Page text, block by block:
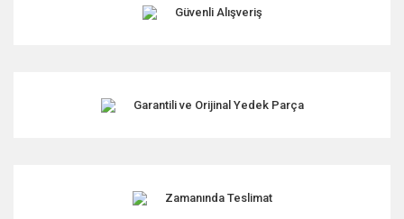
Ürün fiyatı diğer sitelerden daha pahalı.
Güvenli Alışveriş
Garantili ve Orijinal Yedek Parça
Zamanında Teslimat